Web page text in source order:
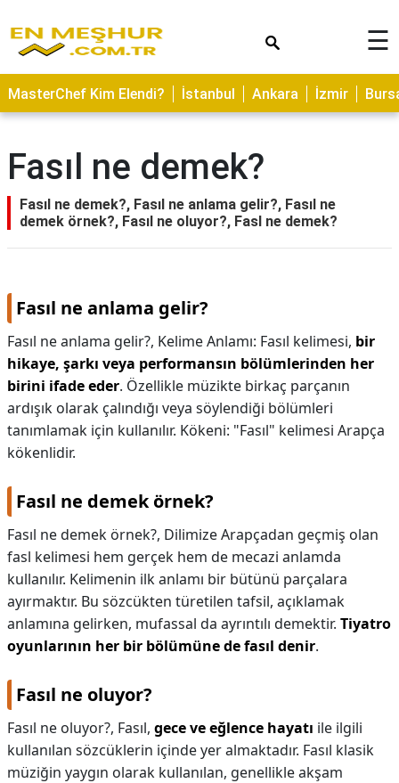
ASTROLOJİ
SAĞLIK
TARİFLERİ
GEZİLECEK
YERLER
CİLT
NEDİR
KAMP
ALANLARI
HAMİLELİK
KAPLICALAR
☰
MasterChef Kim Elendi? İstanbul Ankara İzmir
Fasıl ne demek?
Fasıl ne demek?, Fasıl ne anlama gelir?, Fasıl ne
demek örnek?, Fasıl ne oluyor?, Fasl ne demek?
Fasıl ne anlama gelir?
Fasıl ne anlama gelir?, Kelime Anlamı: Fasıl kelimesi, bir
hikaye, şarkı veya performansın bölümlerinden her
birini ifade eder. Özellikle müzikte birkaç parçanın
ardışık olarak çalındığı veya söylendiği bölümleri
tanımlamak için kullanılır. Kökeni: "Fasıl" kelimesi Arapça
kökenlidir.
Fasıl ne demek örnek?
Fasıl ne demek örnek?, Dilimize Arapçadan geçmiş olan
fasl kelimesi hem gerçek hem de mecazi anlamda
kullanılır. Kelimenin ilk anlamı bir bütünü parçalara
ayırmaktır. Bu sözcükten türetilen tafsil, açıklamak
anlamına gelirken, mufassal da ayrıntılı demektir. Tiyatro
oyunlarının her bir bölümüne de fasıl denir.
Fasıl ne oluyor?
Fasıl ne oluyor?, Fasıl, gece ve eğlence hayatı ile ilgili
kullanılan sözcüklerin içinde yer almaktadır. Fasıl klasik
müziğin yaygın olarak kullanılan, genellikle akşam